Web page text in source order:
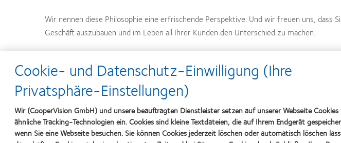
Wir nennen diese Philosophie eine erfrischende Perspektive. Und wir freuen uns, dass
Geschäft auszubauen und im Leben all Ihrer Kunden den Unterschied zu machen.
Materialien für Ihre Kundenbindungsmaßnahmen.
Videothek
Videos über die Herstellung von
Cookie- und Datenschutz-Einwilligung (Ihre
Privatsphäre-Einstellungen)
Wir (CooperVision GmbH) und unsere beauftragten Dienstleister setzen auf unserer Webseite
ähnliche Tracking-Technologien ein. Cookies sind kleine Textdateien, die auf Ihrem Endgerät
wenn Sie eine Webseite besuchen. Sie können Cookies jederzeit löschen oder automatisch löschen